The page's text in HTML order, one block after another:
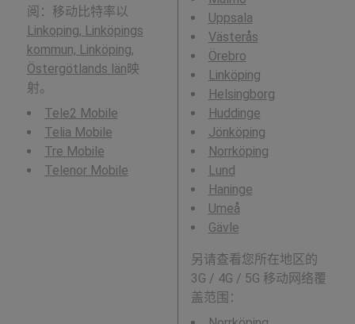
阅：移动比特率以
Linkoping, Linköpings
kommun, Linköping,
Östergötlands län映
射。
Tele2 Mobile
Telia Mobile
Tre Mobile
Telenor Mobile
Uppsala
Västerås
Örebro
Linköping
Helsingborg
Huddinge
Jönköping
Norrköping
Lund
Haninge
Umeå
Gävle
另请查看您所在地区的
3G / 4G / 5G 移动网络覆
盖范围：